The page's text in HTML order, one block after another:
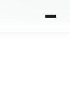
às 18h